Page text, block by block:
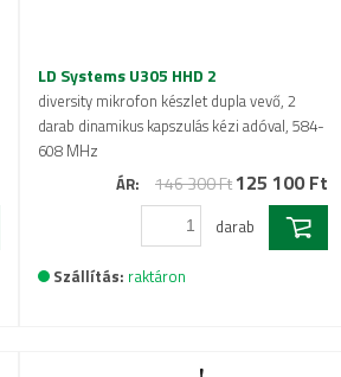
LD Systems U305 HHD 2
diversity mikrofon készlet dupla vevő, 2
darab dinamikus kapszulás kézi adóval, 584-
608 MHz
ÁR:
146 300 Ft125 100 Ft
darab
Szállítás: raktáron